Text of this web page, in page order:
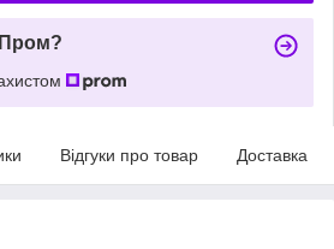
Пром?
Відгуки про товар Доставка